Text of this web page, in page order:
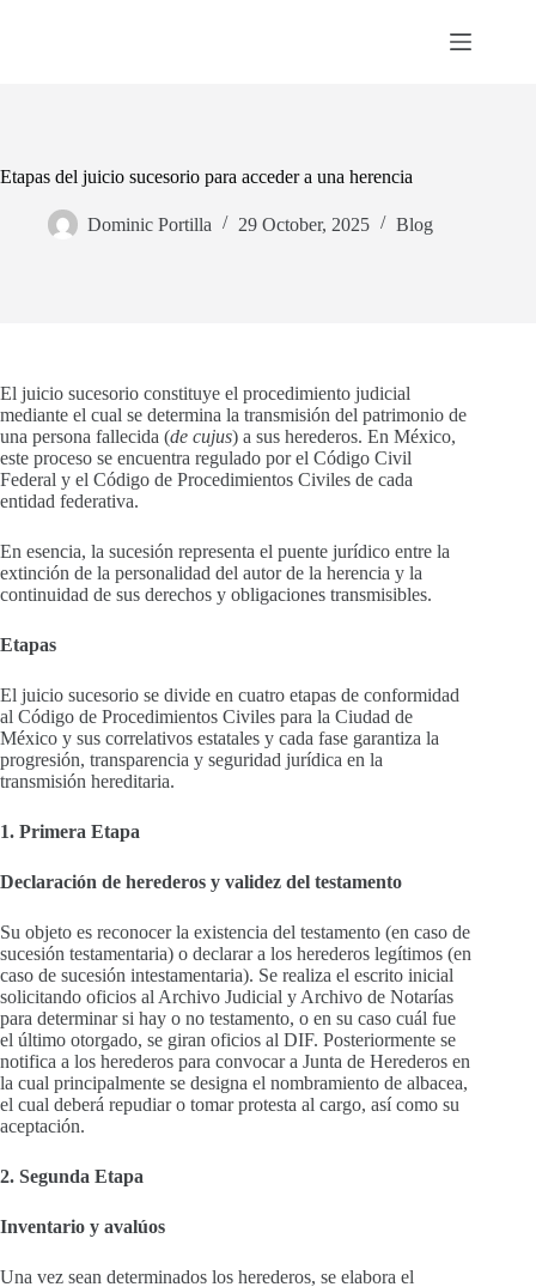
Etapas del juicio sucesorio para acceder a una herencia
Dominic Portilla 29 October, 2025 Blog
El juicio sucesorio constituye el procedimiento judicial
mediante el cual se determina la transmisión del patrimonio de
una persona fallecida (de cujus) a sus herederos. En México,
este proceso se encuentra regulado por el Código Civil
Federal y el Código de Procedimientos Civiles de cada
entidad federativa.
En esencia, la sucesión representa el puente jurídico entre la
extinción de la personalidad del autor de la herencia y la
continuidad de sus derechos y obligaciones transmisibles.
Etapas
El juicio sucesorio se divide en cuatro etapas de conformidad
al Código de Procedimientos Civiles para la Ciudad de
México y sus correlativos estatales y cada fase garantiza la
progresión, transparencia y seguridad jurídica en la
transmisión hereditaria.
1. Primera Etapa
Declaración de herederos y validez del testamento
Su objeto es reconocer la existencia del testamento (en caso de
sucesión testamentaria) o declarar a los herederos legítimos (en
caso de sucesión intestamentaria). Se realiza el escrito inicial
solicitando oficios al Archivo Judicial y Archivo de Notarías
para determinar si hay o no testamento, o en su caso cuál fue
el último otorgado, se giran oficios al DIF. Posteriormente se
notifica a los herederos para convocar a Junta de Herederos en
la cual principalmente se designa el nombramiento de albacea,
el cual deberá repudiar o tomar protesta al cargo, así como su
aceptación.
2. Segunda Etapa
Inventario y avalúos
Una vez sean determinados los herederos, se elabora el